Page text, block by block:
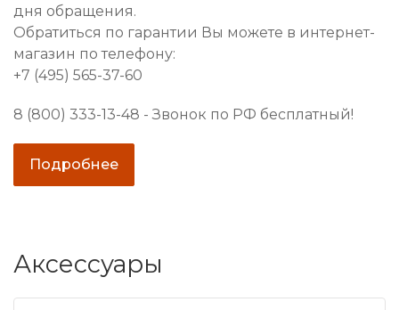
дня обращения.
Обратиться по гарантии Вы можете в интернет-
магазин по телефону:
+7 (495) 565-37-60
8 (800) 333-13-48 - Звонок по РФ бесплатный!
Подробнее
Аксессуары